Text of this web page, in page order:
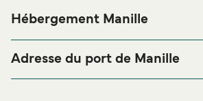
Hébergement Manille
ou à proximité, avant ou après votre
êtes à la recherche de logements pour
Adresse du port de Manille
Port Area, President Ferdinand E.